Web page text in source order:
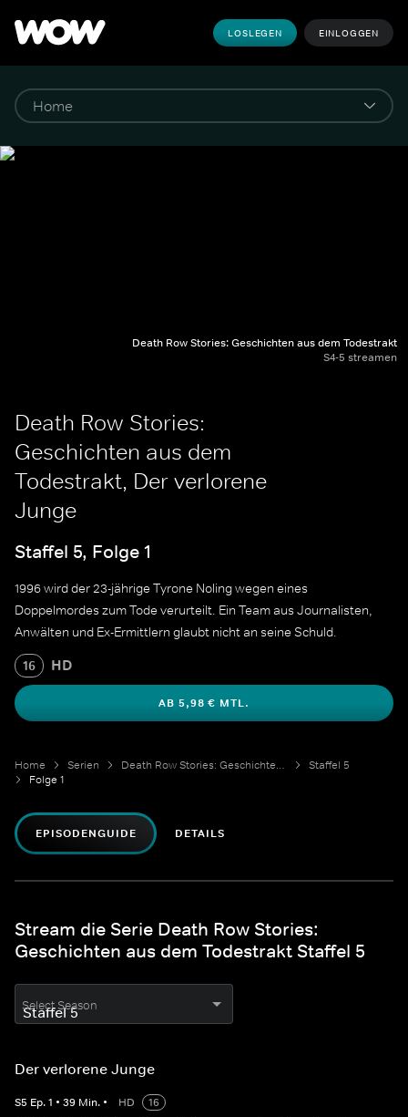
LOSLEGEN EINLOGGEN
Death Row Stories: Geschichten aus dem Todestrakt
S4-5 streamen
Death Row Stories:
Geschichten aus dem
Todestrakt, Der verlorene
Junge
Staffel 5, Folge 1
1996 wird der 23-jährige Tyrone Noling wegen eines
Doppelmordes zum Tode verurteilt. Ein Team aus Journalisten,
Anwälten und Ex-Ermittlern glaubt nicht an seine Schuld.
16 HD
AB 5,98 € MTL.
Home Serien Death Row Stories: Geschichten aus dem Todestrakt
Staffel 5
Folge 1
EPISODENGUIDE DETAILS
Stream die Serie Death Row Stories:
Geschichten aus dem Todestrakt Staffel 5
Select Season
Der verlorene Junge
S5 Ep.1 • 39 Min. • HD
16